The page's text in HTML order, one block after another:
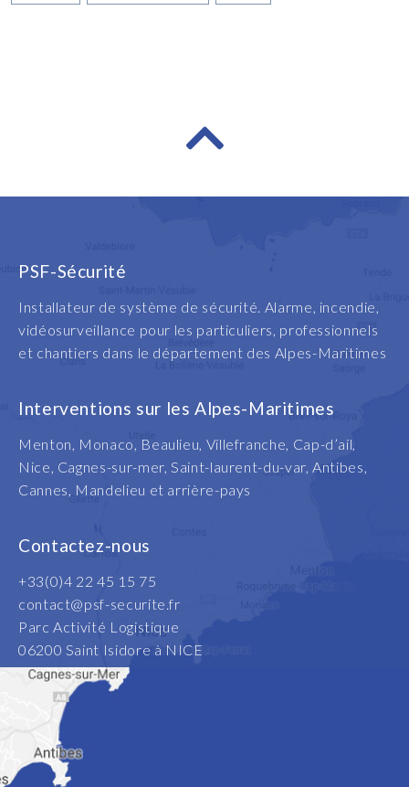
PSF-Sécurité
Installateur de système de sécurité. Alarme, incendie,
vidéosurveillance pour les particuliers, professionnels
et chantiers dans le département des Alpes-Maritimes
Interventions sur les Alpes-Maritimes
Menton, Monaco, Beaulieu, Villefranche, Cap-d’ail,
Nice, Cagnes-sur-mer, Saint-laurent-du-var, Antibes,
Cannes, Mandelieu et arrière-pays
Contactez-nous
+33(0)4 22 45 15 75
contact@psf-securite.fr
Parc Activité Logistique
06200 Saint Isidore à NICE